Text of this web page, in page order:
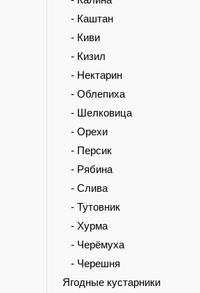
- Каштан
- Киви
- Кизил
- Нектарин
- Облепиха
- Шелковица
- Орехи
- Персик
- Рябина
- Слива
- Тутовник
- Хурма
- Черёмуха
- Черешня
Ягодные кустарники